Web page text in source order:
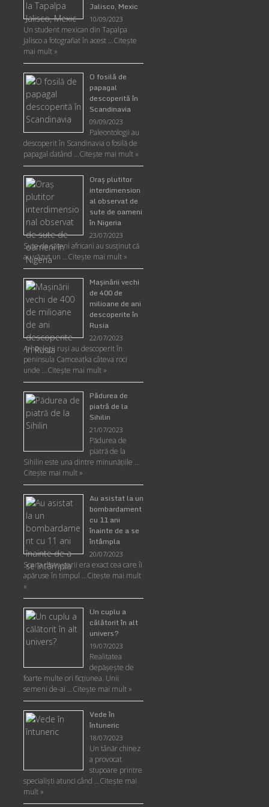
Jalisco, Mexic
10/09/2023
Un student mexican din Tapalpa
Jalisco a fotografiat în acest …Citește
mai mult »
O fosilă de
papagal
descoperită în
Scandinavia
09/09/2023
Paleontologii au
descoperit în Scandinavia o fosilă de
papagal datând …Citește mai mult »
Oraş plutitor
interdimension
al observat de
sute de oameni
în Nigeria
23/07/2023
Sute de săteni africani au susținut că
au văzut un …Citește mai mult »
Maşinării vechi
de 400 de
milioane de ani
descoperite în
Rusia
22/07/2023
Arheologii ruşi au descoperit în
peninsula Camceatka câteva roci
unde …Citește mai mult »
Pădurea de
piatră de la
Sihilin
21/07/2023
Pădurea de
piatră de la
Sihilin este una dintre minunăţiile …
Citește mai mult »
Au asistat la un
bombardament
cu 11 ani
înainte de a se
întâmpla
20/07/2023
Scena distrugerii era exact cea care îi
apăruse în timpul …Citește mai mult
»
Un cuplu a
călătorit în alt
univers?
19/07/2023
Realitatea
depăşeşte de
foarte multe ori ficţiunea. Unii
semeni de-ai …Citește mai mult »
Vede în
întuneric
18/07/2023
Un tânăr chinez
a provocat
stupoare printre
specialişti atunci când …Citește mai
mult »